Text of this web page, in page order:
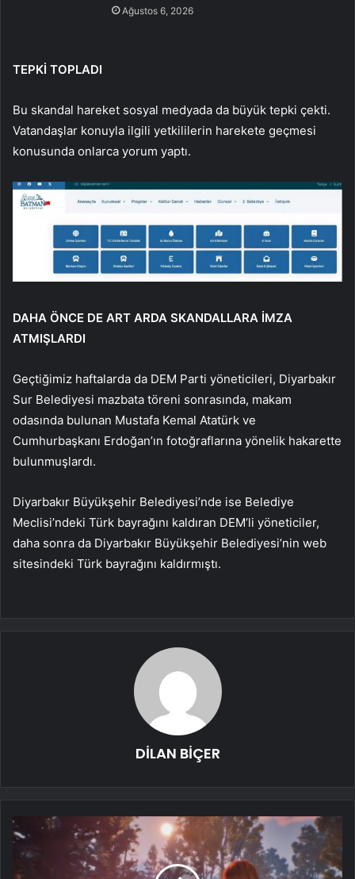
Ağustos 6, 2026
TEPKİ TOPLADI
Bu skandal hareket sosyal medyada da büyük tepki çekti.
Vatandaşlar konuyla ilgili yetkililerin harekete geçmesi
konusunda onlarca yorum yaptı.
DAHA ÖNCE DE ART ARDA SKANDALLARA İMZA
ATMIŞLARDI
Geçtiğimiz haftalarda da DEM Parti yöneticileri, Diyarbakır
Sur Belediyesi mazbata töreni sonrasında, makam
odasında bulunan Mustafa Kemal Atatürk ve
Cumhurbaşkanı Erdoğan’ın fotoğraflarına yönelik hakarette
bulunmuşlardı.
Diyarbakır Büyükşehir Belediyesi’nde ise Belediye
Meclisi’ndeki Türk bayrağını kaldıran DEM’li yöneticiler,
daha sonra da Diyarbakır Büyükşehir Belediyesi’nin web
sitesindeki Türk bayrağını kaldırmıştı.
DİLAN BİÇER